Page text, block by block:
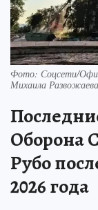
Фото: Соцсети/
Михаила
Оборона
Рубо
2026 года